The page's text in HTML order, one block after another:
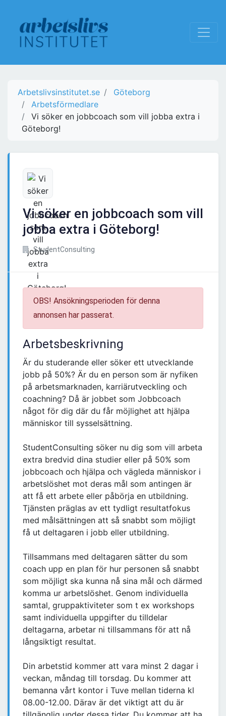
Arbetslivsinstitutet.se
Göteborg
Arbetsförmedlare
Vi söker en jobbcoach som vill jobba extra i
Göteborg!
Vi söker en jobbcoach som vill
jobba extra i Göteborg!
StudentConsulting
OBS! Ansökningsperioden för denna
annonsen har passerat.
Arbetsbeskrivning
Är du studerande eller söker ett utvecklande
jobb på 50%? Är du en person som är nyfiken
på arbetsmarknaden, karriärutveckling och
coachning? Då är jobbet som Jobbcoach
något för dig där du får möjlighet att hjälpa
människor till sysselsättning.
StudentConsulting söker nu dig som vill arbeta
extra bredvid dina studier eller på 50% som
jobbcoach och hjälpa och vägleda människor i
arbetslöshet mot deras mål som antingen är
att få ett arbete eller påbörja en utbildning.
Tjänsten präglas av ett tydligt resultatfokus
med målsättningen att så snabbt som möjligt
få ut deltagaren i jobb eller utbildning.
Tillsammans med deltagaren sätter du som
coach upp en plan för hur personen så snabbt
som möjligt ska kunna nå sina mål och därmed
komma ur arbetslöshet. Genom individuella
samtal, gruppaktiviteter som t ex workshops
samt individuella uppgifter du tilldelar
deltagarna, arbetar ni tillsammans för att nå
långsiktigt resultat.
Din arbetstid kommer att vara minst 2 dagar i
veckan, måndag till torsdag. Du kommer att
bemanna vårt kontor i Tuve mellan tiderna kl
08.00-12.00. Därav är det viktigt att du är